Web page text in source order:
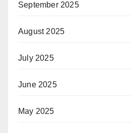
September 2025
August 2025
July 2025
June 2025
May 2025